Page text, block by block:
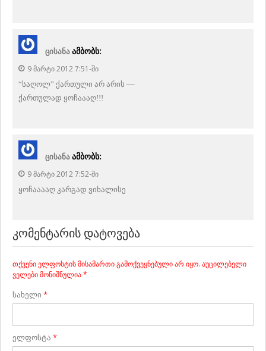
ცისანაᲐმბობს:
9 ᲛᲐᲠᲢᲘ 2012 7:51-ᲨᲘ
“საღოლ” ქართული არ არის ––
ქართულად ყოჩაააღ!!!
ცისანაᲐმბობს:
9 ᲛᲐᲠᲢᲘ 2012 7:52-ᲨᲘ
ყოჩააააღ კარგად ვიხალისე
ᲙᲝᲛᲔᲜᲢᲐᲠᲘᲡ ᲓᲐᲢᲝᲕᲔᲑᲐ
თქვენი ელფოსტის მისამართი გამოქვეყნებული არ იყო. აუცილებელი
ველები მონიშნულია*
სახელი *
ელფოსტა *